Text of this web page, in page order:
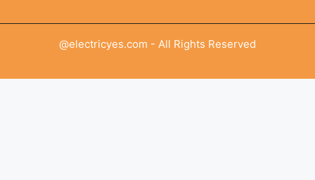
@electricyes.com - All Rights Reserved